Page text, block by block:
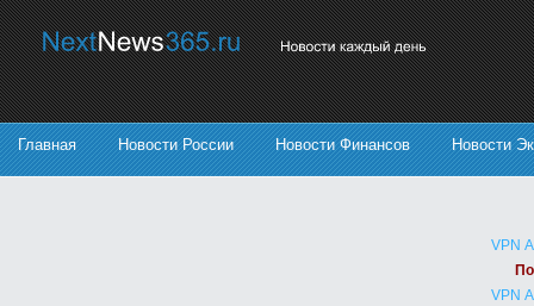
Главная Новости России Новости Финансов Новости
VPN
VPN